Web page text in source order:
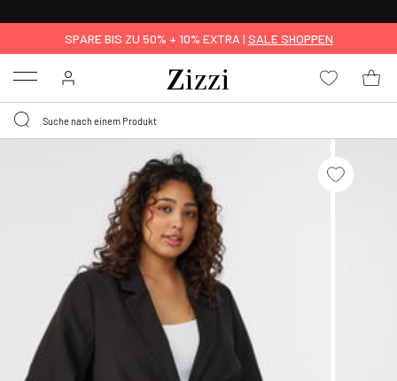
SPARE BIS ZU 50% + 10% EXTRA | SALE SHOPPEN
Menu